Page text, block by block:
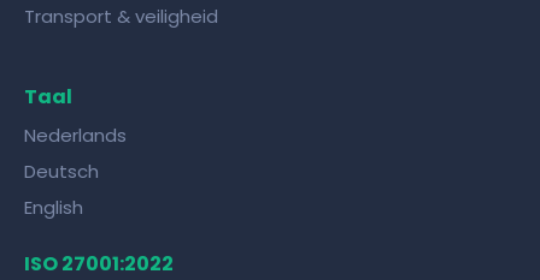
Transport & veiligheid
Taal
Nederlands
Deutsch
English
ISO 27001:2022